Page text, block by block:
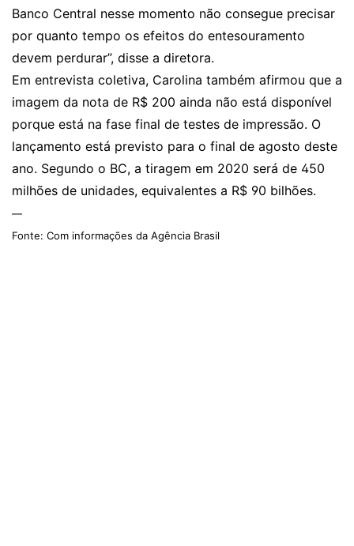
Banco Central nesse momento não consegue precisar
por quanto tempo os efeitos do entesouramento
devem perdurar”, disse a diretora.
Em entrevista coletiva, Carolina também afirmou que a
imagem da nota de R$ 200 ainda não está disponível
porque está na fase final de testes de impressão. O
lançamento está previsto para o final de agosto deste
ano. Segundo o BC, a tiragem em 2020 será de 450
milhões de unidades, equivalentes a R$ 90 bilhões.
—
Fonte: Com informações da Agência Brasil